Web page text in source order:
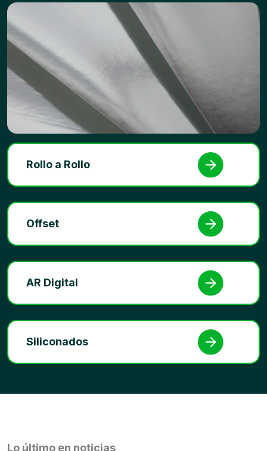
Rollo a Rollo
Offset
AR Digital
Siliconados
Lo último en noticias